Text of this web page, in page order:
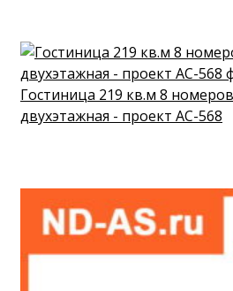
Гостиница 219 кв.м 8
двухэтажная - проект АС-568